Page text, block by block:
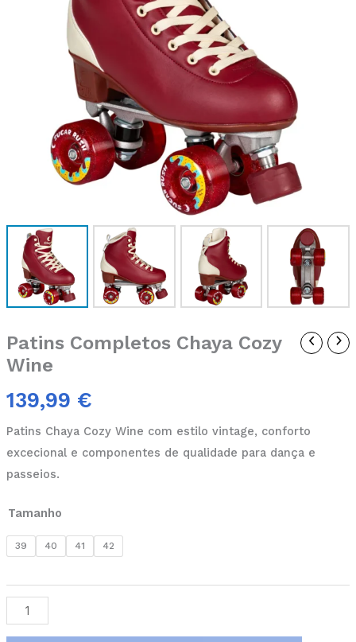
Patins Completos Chaya Cozy
Wine
139,99 €
Patins Chaya Cozy Wine com estilo vintage, conforto
excecional e componentes de qualidade para dança e
passeios.
Tamanho
39 40 41 42